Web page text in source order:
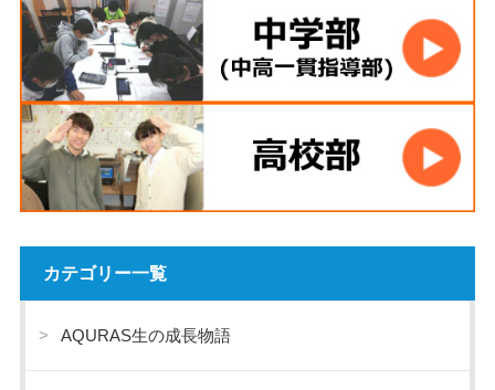
カテゴリー一覧
AQURAS生の成長物語